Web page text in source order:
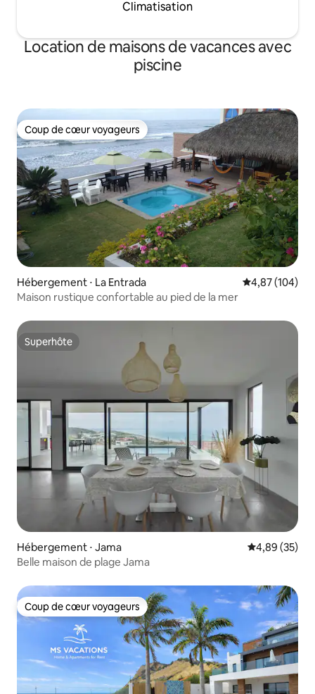
Climatisation
Location de maisons de vacances avec
piscine
Coup de cœur voyageurs
Coup de cœur voyageurs
Hébergement ⋅ La Entrada Évaluation
4,87 (104)
Maison rustique confortable au pied de la mer
Superhôte
Superhôte
Hébergement ⋅ Jama Évaluation
4,89 (35)
Belle maison de plage Jama
Coup de cœur voyageurs
Coup de cœur voyageurs